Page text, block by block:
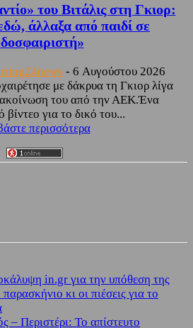
του Βιτάλις στη Γκιορ:
άλλαξα από παιδί σε
- 6 Αυγούστου 2026
με δάκρυα τη Γκιορ λίγα
του από την ΑΕΚ.Ένα
βίντεο για το δικό του...
περισσότερα
in.gr για την υπόθεση της
κι οι πιέσεις για το
– Περιστέρι: Το απίστευτο